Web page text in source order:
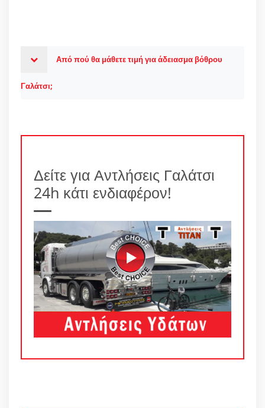
Από πού θα μάθετε τιμή για άδειασμα βόθρου
Γαλάτσι;
Δείτε για Αντλήσεις Γαλάτσι
24h κάτι ενδιαφέρον!